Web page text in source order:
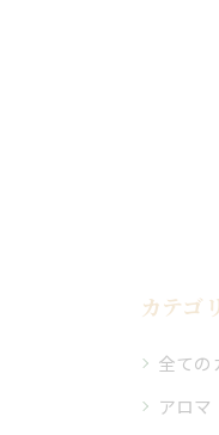
カテゴ
全ての
アロマ